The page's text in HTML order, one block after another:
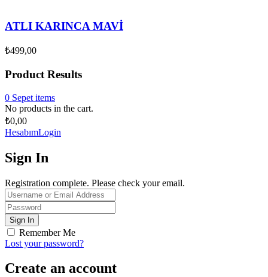
ATLI KARINCA MAVİ
₺499,00
Product Results
0 Sepet items
No products in the cart.
₺0,00
HesabımLogin
Sign In
Registration complete. Please check your email.
Remember Me
Lost your password?
Create an account